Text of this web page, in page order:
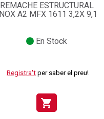
REMACHE ESTRUCTURAL
INOX A2 MFX 1611 3,2X 9,1
En Stock
Registra't per saber el preu!
shopping_cart